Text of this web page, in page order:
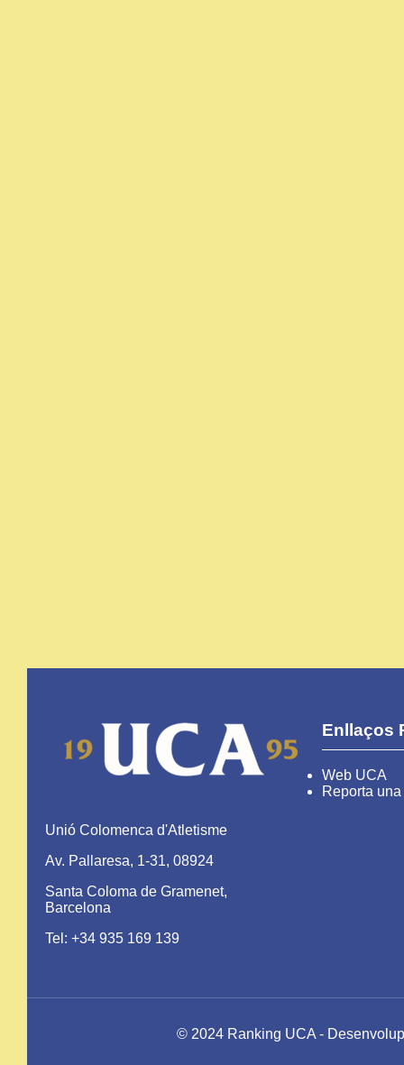
Unió Colomenca d'Atletisme
Av. Pallaresa, 1-31, 08924
Santa Coloma de Gramenet,
Barcelona
Tel: +34 935 169 139
Enllaços
Web UCA
Reporta
© 2024 Ranking UCA -